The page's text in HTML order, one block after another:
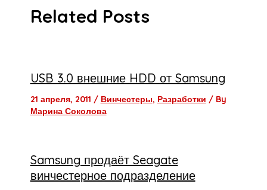
Related Posts
USB 3.0 внешние HDD от Samsung
21 апреля, 2011 / Винчестеры, Разработки / By
Марина Соколова
Samsung продаёт Seagate
винчестерное подразделение